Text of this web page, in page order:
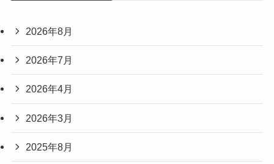
2026年8月
2026年7月
2026年4月
2026年3月
2025年8月